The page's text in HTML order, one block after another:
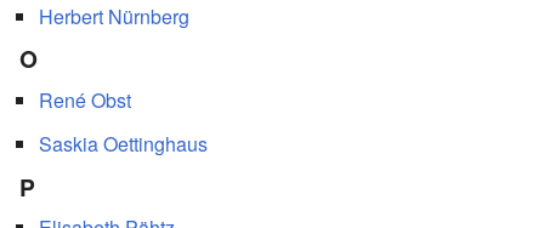
Herbert Nürnberg
O
René Obst
Saskia Oettinghaus
P